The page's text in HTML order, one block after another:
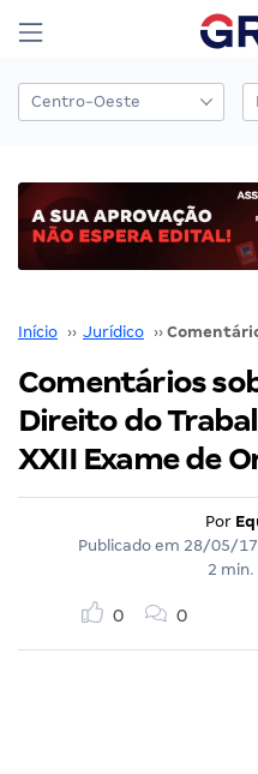
Início ›› Jurídico ››
Comentários
Direito do
XXII Exame de
Por
Publicado em 28/05/17
2
0 0